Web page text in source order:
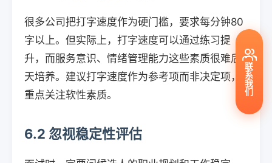
很多公司把打字速度作为硬门槛，要求每分钟80
字以上。但实际上，打字速度可以通过练习提
升，而服务意识、情绪管理能力这些素质很难后
天培养。建议打字速度作为参考项而非决定项，
重点关注软性素质。
6.2 忽视稳定性评估
联
系
我
们